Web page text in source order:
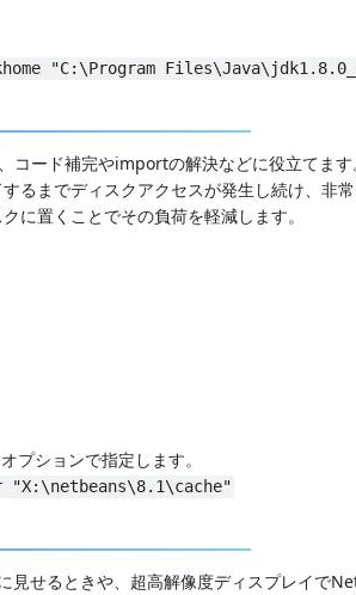
"C:\Program
ード補完やimportの解決などに役立てま
るまでディスクアクセスが発生し続け、非
に置くことでその負荷を軽減します。
プションで指定します。
"X:\netbeans\8.1\cache"
せるときや、超高解像度ディスプレイで